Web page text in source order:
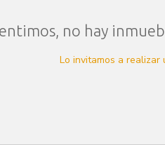
no hay
Lo invitamos a realizar